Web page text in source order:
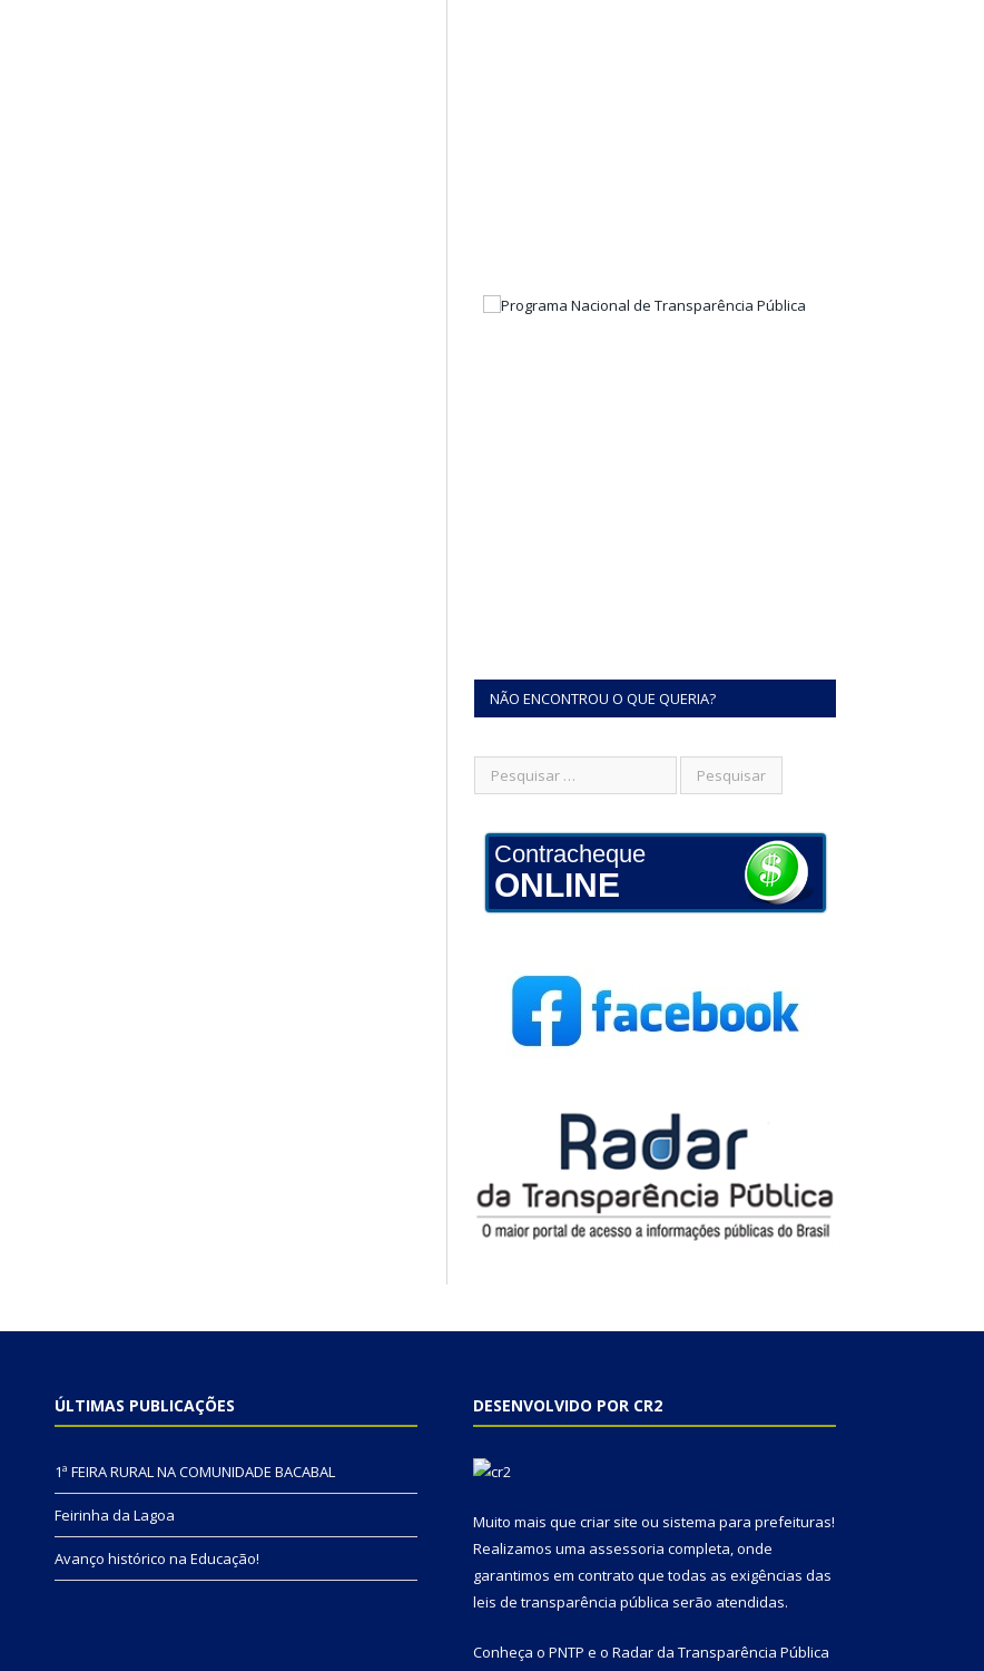
NÃO ENCONTROU O QUE QUERIA?
Contracheque
ONLINE
ÚLTIMAS PUBLICAÇÕES
1ª FEIRA RURAL NA COMUNIDADE BACABAL
Feirinha da Lagoa
Avanço histórico na Educação!
DESENVOLVIDO POR CR2
Muito mais que criar site ou sistema para prefeituras!
Realizamos uma assessoria completa, onde
garantimos em contrato que todas as exigências das
leis de transparência pública serão atendidas.
Conheça o PNTP e o Radar da Transparência Pública